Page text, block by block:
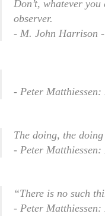
Don’t, whatever
observer.
- M. John Harrison
- Peter
The doing, the
- Peter
“There is no such
- Peter